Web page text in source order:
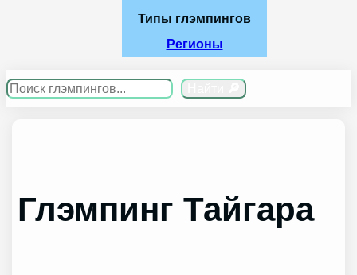
Типы глэмпингов
Регионы
Поиск
Глэмпинг Тайгара